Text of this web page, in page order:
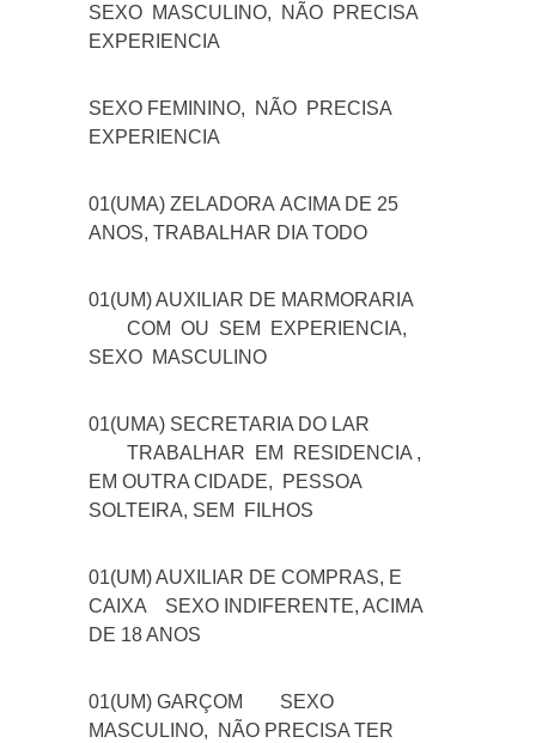
SEXO MASCULINO, NÃO PRECISA
EXPERIENCIA
SEXO FEMININO, NÃO PRECISA
EXPERIENCIA
01(UMA) ZELADORA ACIMA DE 25
ANOS, TRABALHAR DIA TODO
01(UM) AUXILIAR DE MARMORARIA
COM OU SEM EXPERIENCIA,
SEXO MASCULINO
01(UMA) SECRETARIA DO LAR
TRABALHAR EM RESIDENCIA ,
EM OUTRA CIDADE, PESSOA
SOLTEIRA, SEM FILHOS
01(UM) AUXILIAR DE COMPRAS, E
CAIXA
SEXO INDIFERENTE, ACIMA
DE 18 ANOS
01(UM) GARÇOM
SEXO
MASCULINO, NÃO PRECISA TER